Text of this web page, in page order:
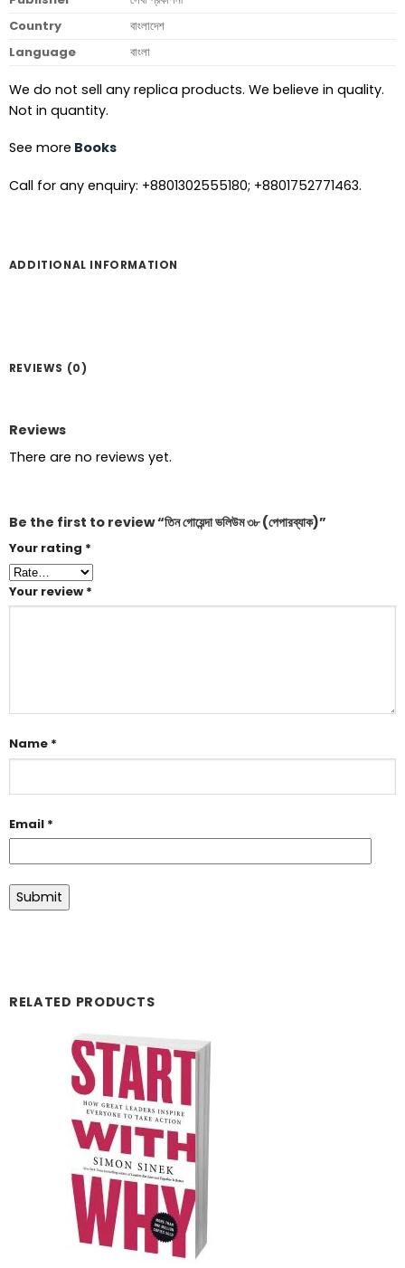
Country
বাংলাদেশ
Language
বাংলা
We do not sell any replica products. We believe in quality.
Not in quantity.
See more Books
Call for any enquiry: +8801302555180; +8801752771463.
ADDITIONAL INFORMATION
REVIEWS (0)
Reviews
There are no reviews yet.
Be the first to review “তিন গোয়েন্দা ভলিউম ৩৮ (পেপারব্যাক)”
Your rating *
Your review *
Name *
Email *
RELATED PRODUCTS